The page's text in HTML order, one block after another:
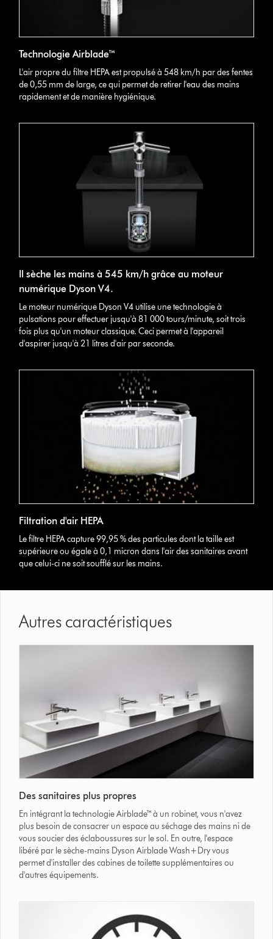
Technologie Airblade™
L'air propre du filtre HEPA est propulsé à 548 km/h par des fentes
de 0,55 mm de large, ce qui permet de retirer l'eau des mains
rapidement et de manière hygiénique.
Il sèche les mains à 545 km/h grâce au moteur
numérique Dyson V4.
Le moteur numérique Dyson V4 utilise une technologie à
pulsations pour effectuer jusqu'à 81 000 tours/minute, soit trois
fois plus qu'un moteur classique. Ceci permet à l'appareil
d'aspirer jusqu'à 21 litres d'air par seconde.
Filtration d'air HEPA
Le filtre HEPA capture 99,95 % des particules dont la taille est
supérieure ou égale à 0,1 micron dans l'air des sanitaires avant
que celui-ci ne soit soufflé sur les mains.
Autres caractéristiques
Des sanitaires plus propres
En intégrant la technologie Airblade™ à un robinet, vous n'avez
plus besoin de consacrer un espace au séchage des mains ni de
vous soucier des éclaboussures sur le sol. En outre, l'espace
libéré par le sèche-mains Dyson Airblade Wash+Dry vous
permet d'installer des cabines de toilette supplémentaires ou
d'autres équipements.